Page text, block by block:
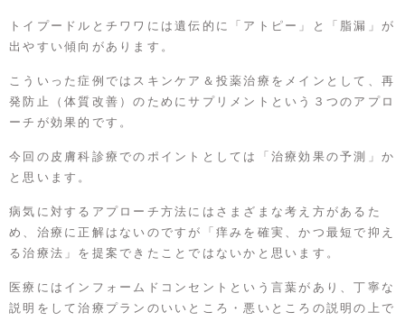
トイプードルとチワワには遺伝的に「アトピー」と「脂漏」が
出やすい傾向があります。
こういった症例ではスキンケア＆投薬治療をメインとして、再
発防止（体質改善）のためにサプリメントという３つのアプロ
ーチが効果的です。
今回の皮膚科診療でのポイントとしては「治療効果の予測」か
と思います。
病気に対するアプローチ方法にはさまざまな考え方があるた
め、治療に正解はないのですが「痒みを確実、かつ最短で抑え
る治療法」を提案できたことではないかと思います。
医療にはインフォームドコンセントという言葉があり、丁寧な
説明をして治療プランのいいところ・悪いところの説明の上で